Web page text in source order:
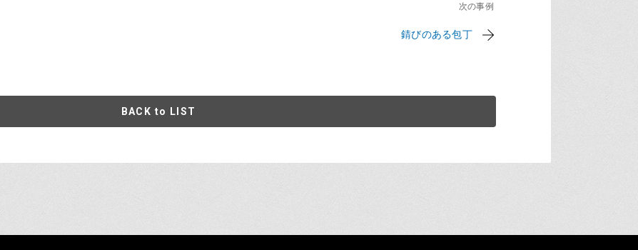
次の事例
錆びのある包丁
BACK to LIST